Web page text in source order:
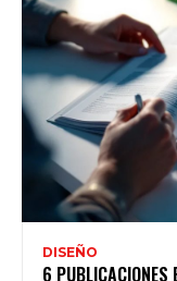
DISEÑO
6 PUBLICACIONES